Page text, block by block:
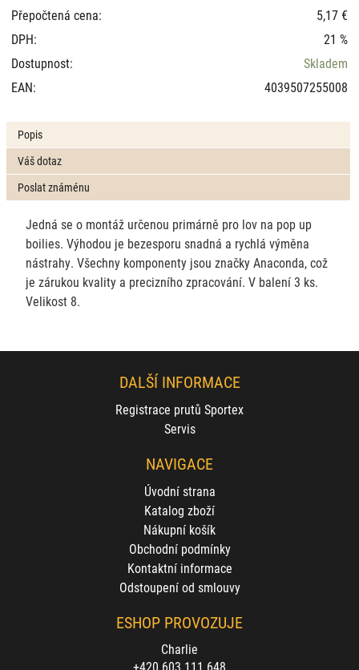
Přepočtená cena:
5,17 €
DPH:
21 %
Dostupnost:
Skladem
EAN:
4039507255008
Popis
Váš dotaz
Poslat známénu
Jedná se o montáž určenou primárně pro lov na pop up
boilies. Výhodou je bezesporu snadná a rychlá výměna
nástrahy. Všechny komponenty jsou značky Anaconda, což
je zárukou kvality a precizního zpracování. V balení3 ks.
Velikost 8.
DALŠÍ INFORMACE
Registrace prutů Sportex
Servis
NAVIGACE
Úvodní strana
Katalog zboží
Nákupní košík
Obchodní podmínky
Kontaktní informace
Odstoupení od smlouvy
ESHOP PROVOZUJE
Charlie
+420 603 111 648